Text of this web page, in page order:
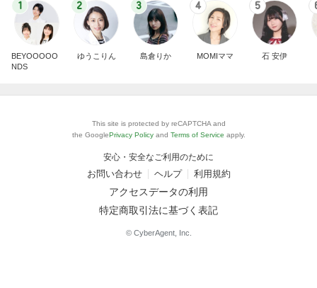
1
BEYOOOOO
NDS
2
ゆうこりん
3
島倉りか
4
MOMIママ
5
石 安伊
This site is protected by reCAPTCHA and
the GooglePrivacy Policy and Terms of Service apply.
安心・安全なご利用のために
お問い合わせ ヘルプ 利用規約
アクセスデータの利用
特定商取引法に基づく表記
© CyberAgent, Inc.